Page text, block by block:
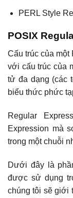
PERL Style
POSIX
Cấu trúc của một
với cấu trúc của
tử đa dạng (các
biểu thức phức
Regular
Expression mà
trong một chuỗi
Dưới đây là
được sử dụng
chúng tôi sẽ giới